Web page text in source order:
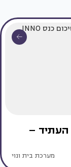
העתיד –
מערכת בית ונוי